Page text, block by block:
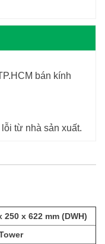
bán kính
từ nhà sản xuất.
250 x 622 mm (DWH)